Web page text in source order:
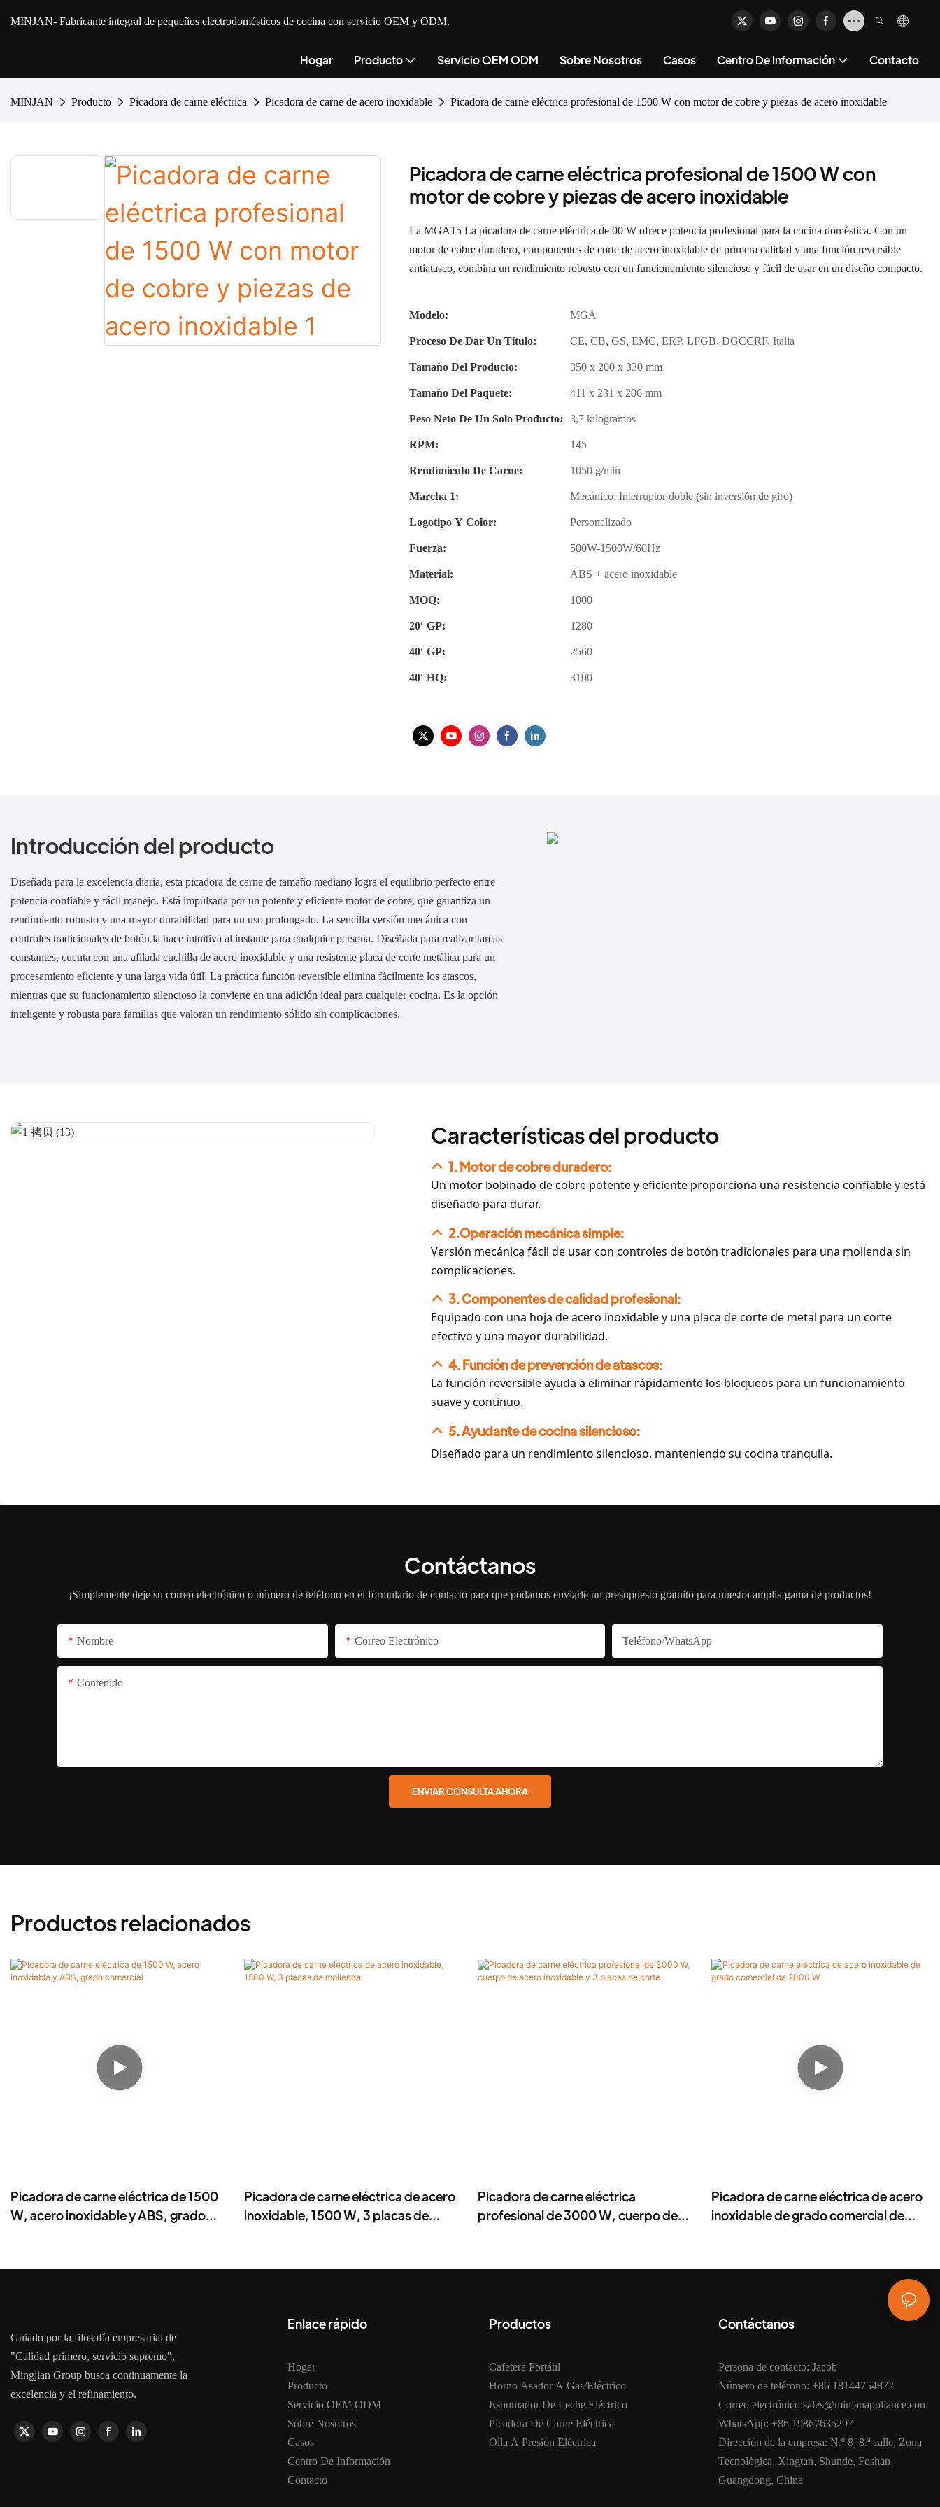
MINJAN- Fabricante integral de pequeños electrodomésticos de cocina con servicio OEM y ODM.
Hogar Producto Servicio OEM ODM Sobre Nosotros Casos Centro De Información Contacto
MINJAN Producto Picadora de carne eléctrica Picadora de carne de acero inoxidable Picadora de carne eléctrica profesional de 1500 W con motor de cobre y piezas de acero inoxidable
Picadora de carne eléctrica profesional de 1500 W con
motor de cobre y piezas de acero inoxidable
La MGA15 La picadora de carne eléctrica de 00 W ofrece potencia profesional para la cocina doméstica. Con un
motor de cobre duradero, componentes de corte de acero inoxidable de primera calidad y una función reversible
antiatasco, combina un rendimiento robusto con un funcionamiento silencioso y fácil de usar en un diseño compacto.
Modelo:
MGA
Proceso De Dar Un Título:
CE, CB, GS, EMC, ERP, LFGB, DGCCRF, Italia
Tamaño Del Producto:
350 x 200 x 330 mm
Tamaño Del Paquete:
411 x 231 x 206 mm
Peso Neto De Un Solo Producto: 3,7 kilogramos
RPM:
145
Rendimiento De Carne:
1050 g/min
Marcha 1:
Mecánico: Interruptor doble (sin inversión de giro)
Logotipo Y Color:
Personalizado
Fuerza:
500W-1500W/60Hz
Material:
ABS + acero inoxidable
MOQ:
1000
20′ GP:
1280
40′ GP:
2560
40′ HQ:
3100
Introducción del producto
Diseñada para la excelencia diaria, esta picadora de carne de tamaño mediano logra el equilibrio perfecto entre
potencia confiable y fácil manejo. Está impulsada por un potente y eficiente motor de cobre, que garantiza un
rendimiento robusto y una mayor durabilidad para un uso prolongado. La sencilla versión mecánica con
controles tradicionales de botón la hace intuitiva al instante para cualquier persona. Diseñada para realizar tareas
constantes, cuenta con una afilada cuchilla de acero inoxidable y una resistente placa de corte metálica para un
procesamiento eficiente y una larga vida útil. La práctica función reversible elimina fácilmente los atascos,
mientras que su funcionamiento silencioso la convierte en una adición ideal para cualquier cocina. Es la opción
inteligente y robusta para familias que valoran un rendimiento sólido sin complicaciones.
Características del producto
1. Motor de cobre duradero:
Un motor bobinado de cobre potente y eficiente proporciona una resistencia confiable y está
diseñado para durar.
2.Operación mecánica simple:
Versión mecánica fácil de usar con controles de botón tradicionales para una molienda sin
complicaciones.
3. Componentes de calidad profesional:
Equipado con una hoja de acero inoxidable y una placa de corte de metal para un corte
efectivo y una mayor durabilidad.
4. Función de prevención de atascos:
La función reversible ayuda a eliminar rápidamente los bloqueos para un funcionamiento
suave y continuo.
5. Ayudante de cocina silencioso:
Diseñado para un rendimiento silencioso, manteniendo su cocina tranquila.
Contáctanos
¡Simplemente deje su correo electrónico o número de teléfono en el formulario de contacto para que podamos enviarle un presupuesto gratuito para nuestra amplia gama de productos!
Nombre Correo Electrónico Teléfono/WhatsApp
Contenido
ENVIAR CONSULTA AHORA
Productos relacionados
Picadora de carne eléctrica de 1500
W, acero inoxidable y ABS, grado
Picadora de carne eléctrica de acero
inoxidable, 1500 W, 3 placas de
Picadora de carne eléctrica
profesional de 3000 W, cuerpo de
Picadora de carne eléctrica de acero
inoxidable de grado comercial de
Guiado por la filosofía empresarial de
"Calidad primero, servicio supremo",
Mingjian Group busca continuamente la
excelencia y el refinamiento.
Enlace rápido
Hogar
Producto
Servicio OEM ODM
Sobre Nosotros
Casos
Centro De Información
Contacto
Productos
Cafetera Portátil
Horno Asador A Gas/eléctrico
Espumador De Leche Eléctrico
Picadora De Carne Eléctrica
Olla A Presión Eléctrica
Contáctanos
Persona de contacto: Jacob
Número de teléfono: +86 18144754872
Correo electrónico:sales@minjanappliance.com
WhatsApp: +86 19867635297
Dirección de la empresa: N.º 8, 8.ª calle, Zona
Tecnológica, Xingtan, Shunde, Foshan,
Guangdong, China